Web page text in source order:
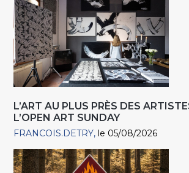
L’ART AU PLUS PRÈS DES
L’OPEN ART SUNDAY
FRANCOIS.DETRY le 05/08/2026